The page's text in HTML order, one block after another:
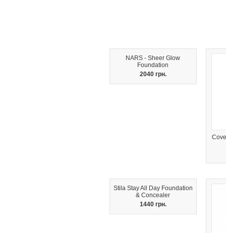
NARS - Sheer Glow
Foundation
2040 грн.
Stila Stay All Day Foundation
& Concealer
1440 грн.